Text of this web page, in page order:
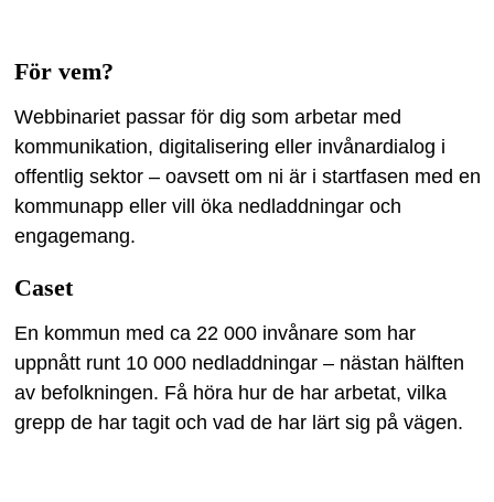
För vem?
Webbinariet passar för dig som arbetar med
kommunikation, digitalisering eller invånardialog i
offentlig sektor – oavsett om ni är i startfasen med en
kommunapp eller vill öka nedladdningar och
engagemang.
Caset
En kommun med ca 22 000 invånare som har
uppnått runt 10 000 nedladdningar – nästan hälften
av befolkningen. Få höra hur de har arbetat, vilka
grepp de har tagit och vad de har lärt sig på vägen.